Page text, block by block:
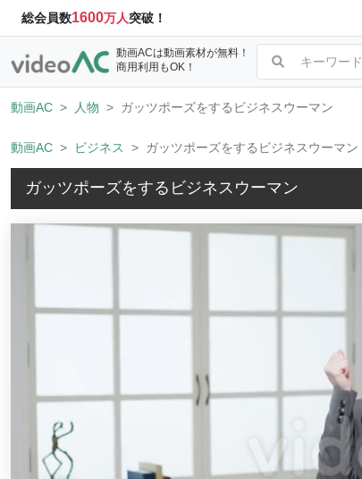
総会員数1600万人突破！
動画ACは動画素材が無料！
商用利用もOK！
動画AC 人物 ガッツポーズをするビジネスウーマン
動画AC ビジネス ガッツポーズをするビジネスウーマン
ガッツポーズをするビジネスウーマン